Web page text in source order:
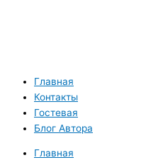
Главная
Контакты
Гостевая
Блог Автора
Главная